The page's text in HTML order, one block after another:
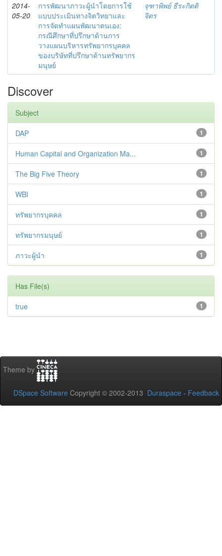
2014-
05-20
การพัฒนาภาวะผู้นำโดยการใช้
แบบประเมินทางจิตวิทยาและ
การจัดทำแผนพัฒนาตนเอง:
กรณีศึกษาที่ปรึกษาด้านการ
วางแผนบริหารทรัพยากรบุคคล
ของบริษัทที่ปรึกษาด้านทรัพยากร
มนุษย์
จุฑาพิพย์ ธีระกิตติ
จิตร
Discover
Subject
1
DAP
1
Human Capital and Organization Ma...
1
The Big Five Theory
1
WBI
1
ทรัพยากรบุคคล
1
ทรัพยากรมนุษย์
1
ภาวะผู้นำ
Has File(s)
1
true
Theme by
DSpace Software Copyright © 2002-2013 Duraspace - Feedback